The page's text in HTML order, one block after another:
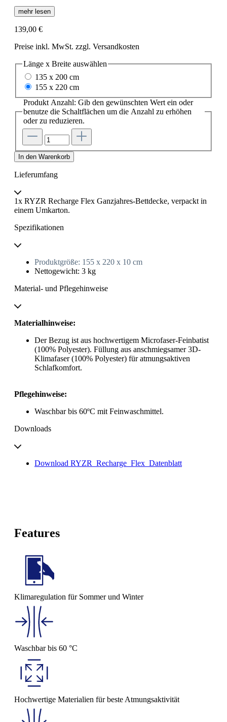
mehr lesen
139,00 €
Preise inkl. MwSt. zzgl. Versandkosten
Länge x Breite auswählen
135 x 200 cm
155 x 220 cm
Produkt Anzahl: Gib den gewünschten Wert ein oder
benutze die Schaltflächen um die Anzahl zu erhöhen
oder zu reduzieren.
In den Warenkorb
Lieferumfang
1x RYZR Recharge Flex Ganzjahres-Bettdecke, verpackt in
einem Umkarton.
Spezifikationen
Produktgröße: 155 x 220 x 10 cm
Nettogewicht: 3 kg
Material- und Pflegehinweise
Materialhinweise:
Der Bezug ist aus hochwertigem Microfaser-Feinbatist
(100% Polyester). Füllung aus anschmiegsamer 3D-
Klimafaser (100% Polyester) für atmungsaktiven
Schlafkomfort.
Pflegehinweise:
Waschbar bis 60ºC mit Feinwaschmittel.
Downloads
Download RYZR_Recharge_Flex_Datenblatt
Features
Klimaregulation für Sommer und Winter
Waschbar bis 60 °C
Hochwertige Materialien für beste Atmungsaktivität